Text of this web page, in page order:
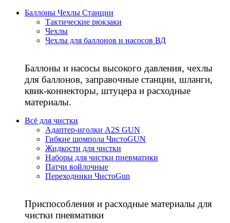
Баллоны Чехлы Станции
Тактические рюкзаки
Чехлы
Чехлы для баллонов и насосов ВД
Баллоны и насосы высокого давления, чехлы
для баллонов, заправочные станции, шланги,
квик-коннекторы, штуцера и расходные
материалы.
Всё для чистки
Адаптер-иголки A2S GUN
Гибкие шомпола ЧистоGUN
Жидкости для чистки
Наборы для чистки пневматики
Патчи войлочные
Переходники ЧистоGun
Приспособления и расходные материалы для
чистки пневматики